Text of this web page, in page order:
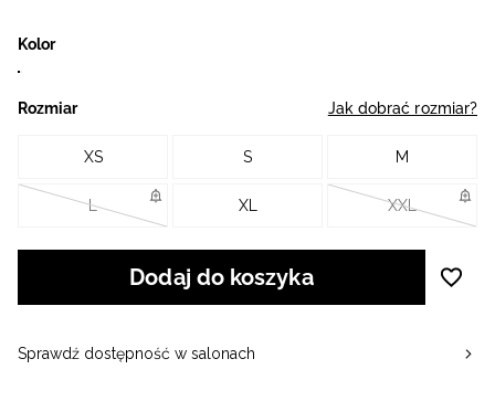
Kolor
Rozmiar Jak dobrać rozmiar?
XS S M
L XL XXL
Dodaj do koszyka
Sprawdź dostępność w salonach